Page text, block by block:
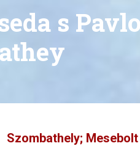
s
Szombathely;